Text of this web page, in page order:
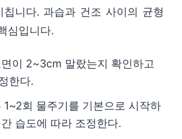
칩니다. 과습과 건조 사이의 균형
심입니다.
이 2~3cm 말랐는지 확인하고
한다.
1~2회 물주기를 기본으로 시작하
습도에 따라 조정한다.